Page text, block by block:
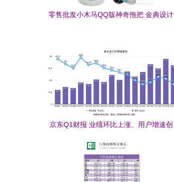
零售批发小木马QQ版神奇拖把 金典设计
京东Q1财报 业绩环比上涨、用户增速创